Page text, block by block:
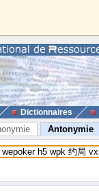
Dictionnaires
Antonymie